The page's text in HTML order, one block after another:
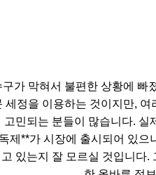
구가 막혀서 불편한 상황에 빠
세정을 이용하는 것이지만,
고민되는 분들이 많습니다. 실
제**가 시장에 출시되어 있으
있는지 잘 모르실 것입니다.